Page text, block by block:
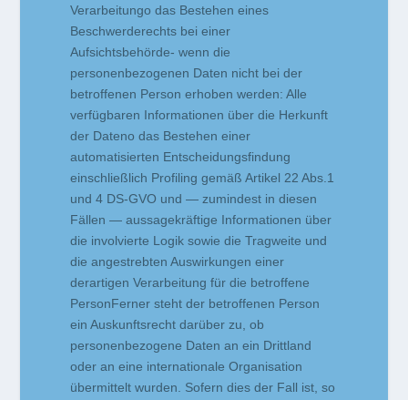
Verarbeitungo das Bestehen eines
Beschwerderechts bei einer
Aufsichtsbehörde- wenn die
personenbezogenen Daten nicht bei der
betroffenen Person erhoben werden: Alle
verfügbaren Informationen über die Herkunft
der Dateno das Bestehen einer
automatisierten Entscheidungsfindung
einschließlich Profiling gemäß Artikel 22 Abs.1
und 4 DS-GVO und — zumindest in diesen
Fällen — aussagekräftige Informationen über
die involvierte Logik sowie die Tragweite und
die angestrebten Auswirkungen einer
derartigen Verarbeitung für die betroffene
PersonFerner steht der betroffenen Person
ein Auskunftsrecht darüber zu, ob
personenbezogene Daten an ein Drittland
oder an eine internationale Organisation
übermittelt wurden. Sofern dies der Fall ist, so